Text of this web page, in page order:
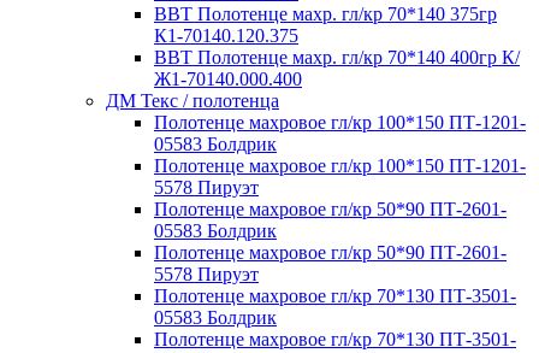
ВВТ Полотенце махр. гл/кр 70*140 375гр
К1-70140.120.375
ВВТ Полотенце махр. гл/кр 70*140 400гр К/
Ж1-70140.000.400
ДМ Текс / полотенца
Полотенце махровое гл/кр 100*150 ПТ-1201-
05583 Болдрик
Полотенце махровое гл/кр 100*150 ПТ-1201-
5578 Пируэт
Полотенце махровое гл/кр 50*90 ПТ-2601-
05583 Болдрик
Полотенце махровое гл/кр 50*90 ПТ-2601-
5578 Пируэт
Полотенце махровое гл/кр 70*130 ПТ-3501-
05583 Болдрик
Полотенце махровое гл/кр 70*130 ПТ-3501-